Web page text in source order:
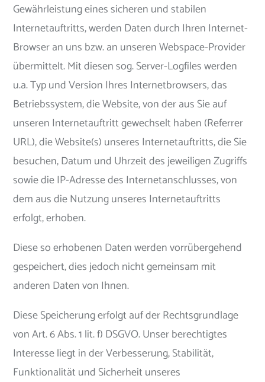
Gewährleistung eines sicheren und stabilen
Internetauftritts, werden Daten durch Ihren Internet-
Browser an uns bzw. an unseren Webspace-Provider
übermittelt. Mit diesen sog. Server-Logfiles werden
u.a. Typ und Version Ihres Internetbrowsers, das
Betriebssystem, die Website, von der aus Sie auf
unseren Internetauftritt gewechselt haben (Referrer
URL), die Website(s) unseres Internetauftritts, die Sie
besuchen, Datum und Uhrzeit des jeweiligen Zugriffs
sowie die IP-Adresse des Internetanschlusses, von
dem aus die Nutzung unseres Internetauftritts
erfolgt, erhoben.
Diese so erhobenen Daten werden vorrübergehend
gespeichert, dies jedoch nicht gemeinsam mit
anderen Daten von Ihnen.
Diese Speicherung erfolgt auf der Rechtsgrundlage
von Art. 6 Abs. 1 lit. f) DSGVO. Unser berechtigtes
Interesse liegt in der Verbesserung, Stabilität,
Funktionalität und Sicherheit unseres